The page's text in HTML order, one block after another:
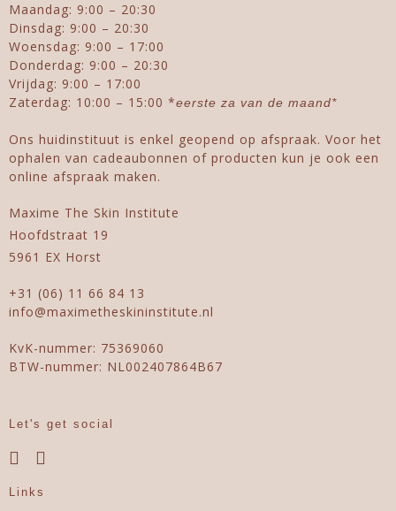
Maandag: 9:00 – 20:30
Dinsdag: 9:00 – 20:30
Woensdag: 9:00 – 17:00
Donderdag: 9:00 – 20:30
Vrijdag: 9:00 – 17:00
Zaterdag: 10:00 – 15:00 *eerste za van de maand*
Ons huidinstituut is enkel geopend op afspraak. Voor het
ophalen van cadeaubonnen of producten kun je ook een
online afspraak maken.
Maxime The Skin Institute
Hoofdstraat 19
5961 EX Horst
+31 (06) 11 66 84 13
info@maximetheskininstitute.nl
KvK-nummer: 75369060
BTW-nummer: NL002407864B67
Let's get social
Links